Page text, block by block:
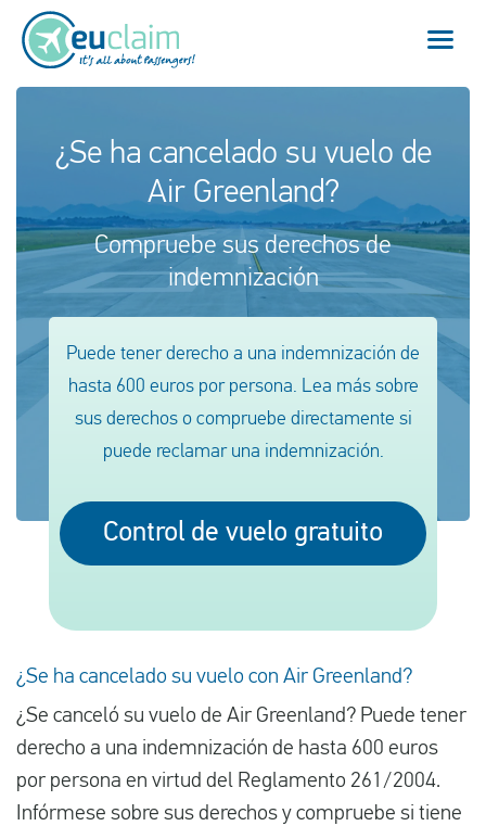
Comprobar la compensación
Póngase en contacto con
Español
Vuelo cancelado
Conexión perdida
Embarque denegado
Nuestro servicio
¿Se ha cancelado su vuelo de
Air Greenland?
Compruebe sus derechos de
indemnización
Puede tener derecho a una indemnización de
hasta 600 euros por persona. Lea más sobre
sus derechos o compruebe directamente si
puede reclamar una indemnización.
Control de vuelo gratuito
¿Se ha cancelado su vuelo con Air Greenland?
¿Se canceló su vuelo de Air Greenland? Puede tener
derecho a una indemnización de hasta 600 euros
por persona en virtud del Reglamento 261/2004.
Infórmese sobre sus derechos y compruebe si tiene